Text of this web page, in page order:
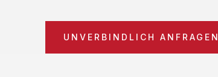
UNVERBINDLICH ANFRAGEN